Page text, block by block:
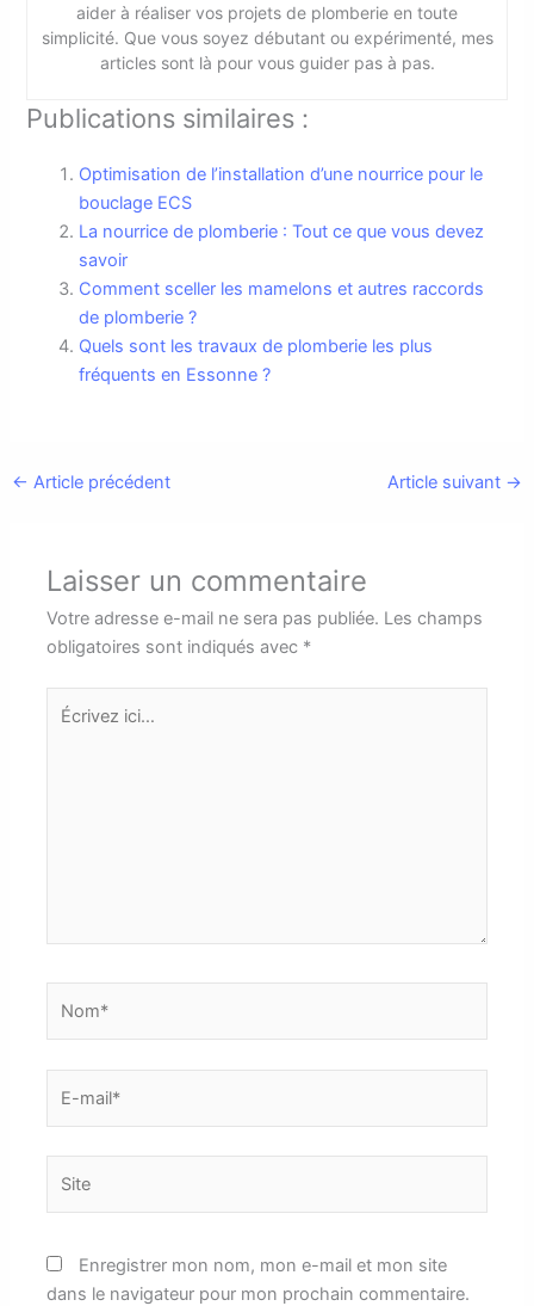
aider à réaliser vos projets de plomberie en toute
simplicité. Que vous soyez débutant ou expérimenté, mes
articles sont là pour vous guider pas à pas.
Publications similaires :
Optimisation de l’installation d’une nourrice pour le
bouclage ECS
La nourrice de plomberie : Tout ce que vous devez
savoir
Comment sceller les mamelons et autres raccords
de plomberie ?
Quels sont les travaux de plomberie les plus
fréquents en Essonne ?
← Article précédent Article suivant →
Laisser un commentaire
Votre adresse e-mail ne sera pas publiée. Les champs
obligatoires sont indiqués avec *
Écrivez
ici…
mail*
Enregistrer mon nom, mon e-mail et mon site
dans le navigateur pour mon prochain commentaire.